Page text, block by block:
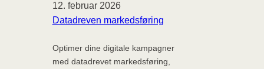
12. februar 2026
Datadreven markedsføring
Optimer dine digitale kampagner
med datadrevet markedsføring,